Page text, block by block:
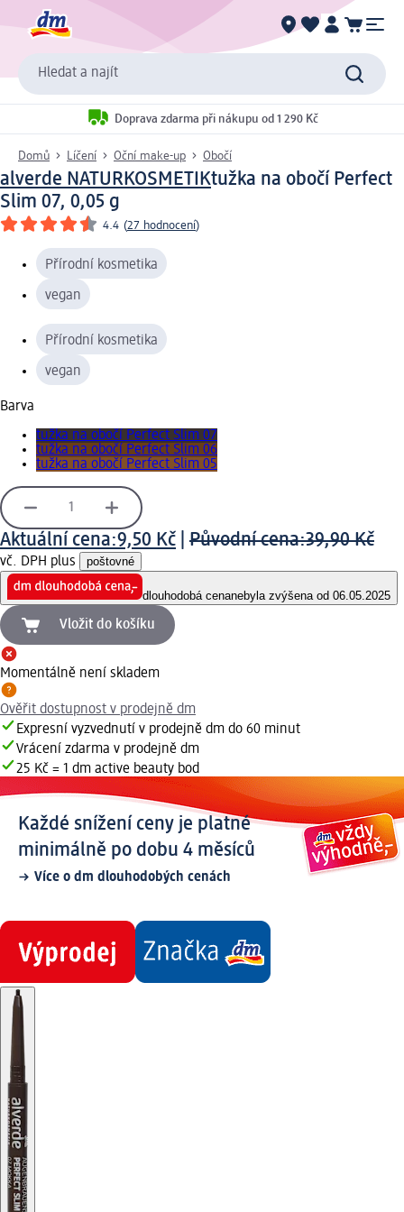
Hledat a najít
Doprava zdarma při nákupu od 1 290 Kč
Domů Líčení Oční make-up Obočí
alverde NATURKOSMETIKtužka na obočí Perfect
Slim 07, 0,05 g
4.4 (27 hodnocení)
Přírodní kosmetika
vegan
Přírodní kosmetika
vegan
Barva
tužka na obočí Perfect Slim 07
tužka na obočí Perfect Slim 06
tužka na obočí Perfect Slim 05
Aktuální cena:9,50 Kč Původní cena:39,90 Kč
vč. DPH plus poštovné
dlouhodobá cenanebyla zvýšena od 06.05.2025
Vložit do košíku
Momentálně není skladem
Ověřit dostupnost v prodejně dm
Expresní vyzvednutí v prodejně dm do 60 minut
Vrácení zdarma v prodejně dm
25 Kč = 1 dm active beauty bod
Každé snížení ceny je platné
minimálně po dobu 4 měsíců
Více o dm dlouhodobých cenách